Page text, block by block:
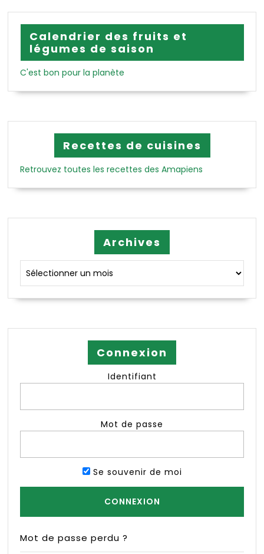
Calendrier des fruits et
légumes de saison
C'est bon pour la planète
Recettes de cuisines
Retrouvez toutes les recettes des Amapiens
Archives
Connexion
Identifiant
Mot de passe
Se souvenir de moi
Mot de passe perdu ?